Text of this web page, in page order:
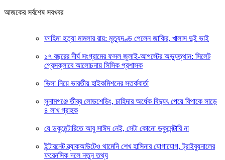
আজকের সর্বশেষ সবখবর
ফাহিমা হত্যা মামলার রায়: মৃত্যুদণ্ড পেলেন জাকির, খালাস দুই ভাই
১৭ বছরের দীর্ঘ সংগ্রামের ফসল জুলাই-আগস্টের অভ্যুত্থান: সিলেট
প্রেসক্লাবে আলোচনায় সিসিক প্রশাসক
ভিসা নিয়ে ভারতীয় হাইকমিশনের সতর্কবার্তা
সুনামগঞ্জে তীব্র লোডশেডিং, চাহিদার অর্ধেক বিদ্যুৎ পেয়ে বিপাকে সাড়ে
৪ লাখ গ্রাহক
যে ডকুমেন্টারিতে আবু সাঈদ নেই, সেটা কোনো ডকুমেন্টারি না
ইন্টারনেট ব্ল্যাকআউটেও থামেনি শেখ হাসিনার যোগাযোগ, ট্রাইব্যুনালের
ফরেনসিক দলে নতুন তথ্য